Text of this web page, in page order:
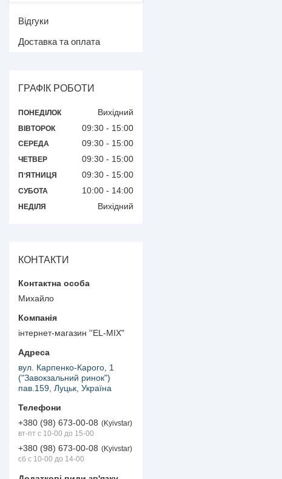
Відгуки
Доставка та оплата
ГРАФІК РОБОТИ
ПОНЕДІЛОК Вихідний
ВІВТОРОК 09:30 15:00
СЕРЕДА 09:30 15:00
ЧЕТВЕР 09:30 15:00
ПʼЯТНИЦЯ 09:30 15:00
СУБОТА 10:00 14:00
НЕДІЛЯ Вихідний
КОНТАКТИ
Михайло
інтернет-магазин ''EL-MIX"
вул. Карпенко-Карого, 1
("Завокзальний ринок")
пав.159, Луцьк, Україна
+380 (98) 673-00-08
Kyivstar
вт-пт с 10-00 до 15-00
+380 (98) 673-00-08
Kyivstar
сб с 10-00 до 14-00